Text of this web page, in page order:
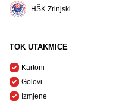
HŠK Zrinjski
TOK UTAKMICE
Kartoni
Golovi
Izmjene